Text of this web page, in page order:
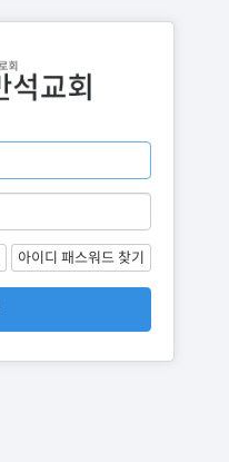
아이디 패스워드 찾기